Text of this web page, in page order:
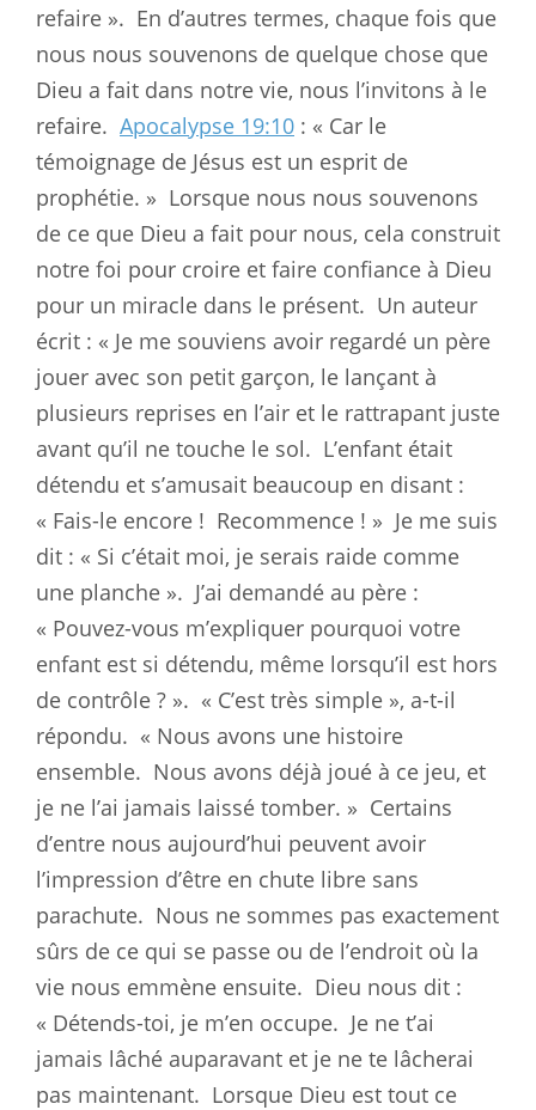
refaire ». En d’autres termes, chaque fois que
nous nous souvenons de quelque chose que
Dieu a fait dans notre vie, nous l’invitons à le
refaire. Apocalypse 19:10 : « Car le
témoignage de Jésus est un esprit de
prophétie. » Lorsque nous nous souvenons
de ce que Dieu a fait pour nous, cela construit
notre foi pour croire et faire confiance à Dieu
pour un miracle dans le présent. Un auteur
écrit : « Je me souviens avoir regardé un père
jouer avec son petit garçon, le lançant à
plusieurs reprises en l’air et le rattrapant juste
avant qu’il ne touche le sol. L’enfant était
détendu et s’amusait beaucoup en disant :
« Fais-le encore ! Recommence ! » Je me suis
dit : « Si c’était moi, je serais raide comme
une planche ». J’ai demandé au père :
« Pouvez-vous m’expliquer pourquoi votre
enfant est si détendu, même lorsqu’il est hors
de contrôle ? ». « C’est très simple », a-t-il
répondu. « Nous avons une histoire
ensemble. Nous avons déjà joué à ce jeu, et
je ne l’ai jamais laissé tomber. » Certains
d’entre nous aujourd’hui peuvent avoir
l’impression d’être en chute libre sans
parachute. Nous ne sommes pas exactement
sûrs de ce qui se passe ou de l’endroit où la
vie nous emmène ensuite. Dieu nous dit :
« Détends-toi, je m’en occupe. Je ne t’ai
jamais lâché auparavant et je ne te lâcherai
pas maintenant. Lorsque Dieu est tout ce